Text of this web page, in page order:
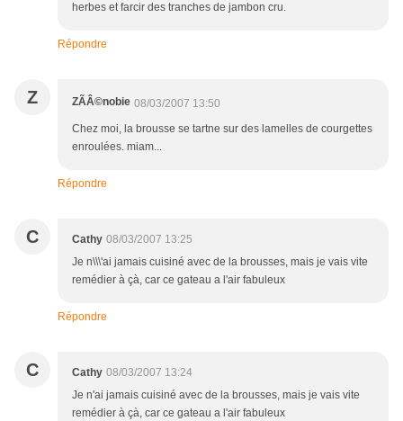
herbes et farcir des tranches de jambon cru.
Répondre
Z ZÃÂ©nobie 08/03/2007 13:50
Chez moi, la brousse se tartne sur des lamelles de courgettes
enroulées. miam...
Répondre
C Cathy 08/03/2007 13:25
Je n\\\'ai jamais cuisiné avec de la brousses, mais je vais vite
remédier à çà, car ce gateau a l'air fabuleux
Répondre
C Cathy 08/03/2007 13:24
Je n'ai jamais cuisiné avec de la brousses, mais je vais vite
remédier à çà, car ce gateau a l'air fabuleux